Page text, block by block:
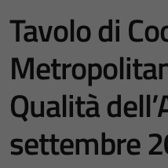
Tavolo di
Qualità
settembre